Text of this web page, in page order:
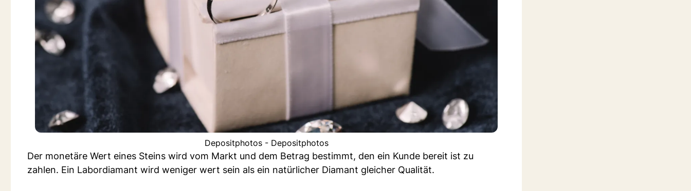
Depositphotos - Depositphotos
Der monetäre Wert eines Steins wird vom Markt und dem Betrag bestimmt, den ein Kunde bereit ist zu
zahlen. Ein Labordiamant wird weniger wert sein als ein natürlicher Diamant gleicher Qualität.